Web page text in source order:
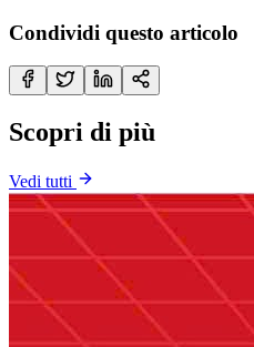
Condividi questo articolo
Scopri di più
Vedi tutti